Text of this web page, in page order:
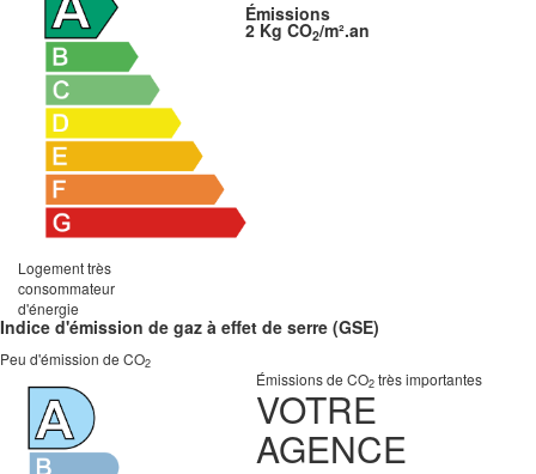
Logement très
consommateur
d'énergie
Émissions
2 Kg CO2/m².an
Indice d'émission de gaz à effet de serre (GSE)
Peu d'émission de CO2
Émissions de CO2 très importantes
VOTRE
AGENCE